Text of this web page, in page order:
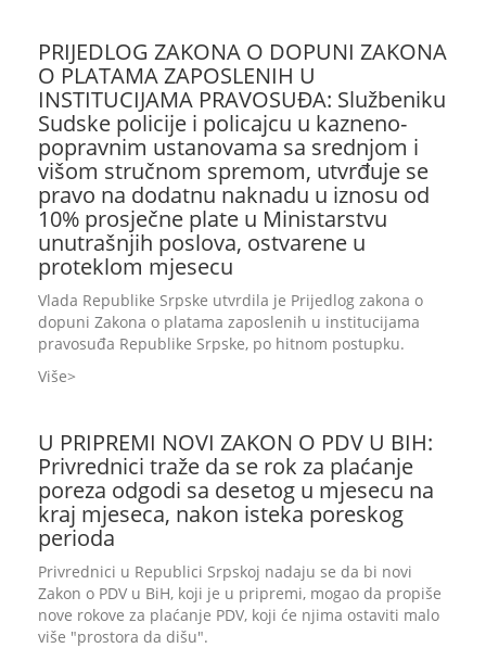
PRIJEDLOG ZAKONA O DOPUNI ZAKONA
O PLATAMA ZAPOSLENIH U
INSTITUCIJAMA PRAVOSUĐA: Službeniku
Sudske policije i policajcu u kazneno-
popravnim ustanovama sa srednjom i
višom stručnom spremom, utvrđuje se
pravo na dodatnu naknadu u iznosu od
10% prosječne plate u Ministarstvu
unutrašnjih poslova, ostvarene u
proteklom mjesecu
Vlada Republike Srpske utvrdila je Prijedlog zakona o
dopuni Zakona o platama zaposlenih u institucijama
pravosuđa Republike Srpske, po hitnom postupku.
Više
U PRIPREMI NOVI ZAKON O PDV U BIH:
Privrednici traže da se rok za plaćanje
poreza odgodi sa desetog u mjesecu na
kraj mjeseca, nakon isteka poreskog
perioda
Privrednici u Republici Srpskoj nadaju se da bi novi
Zakon o PDV u BiH, koji je u pripremi, mogao da propiše
nove rokove za plaćanje PDV, koji će njima ostaviti malo
više "prostora da dišu".